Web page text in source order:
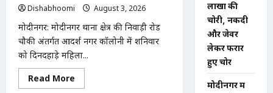
Dishabhoomi
August 3, 2026
मोदीनगर: मोदीनगर थाना क्षेत्र की निवाड़ी रोड
चौकी अंतर्गत आदर्श नगर कॉलोनी में शनिवार
को दिनदहाड़े महिला...
Read More
more
लाखों की
चोरी, नकदी
और जेवर
लेकर फरार
हुए चोर
मोदीनगर में